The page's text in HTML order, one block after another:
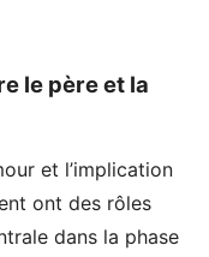
le père et la
et l’implication
ont des rôles
dans la phase